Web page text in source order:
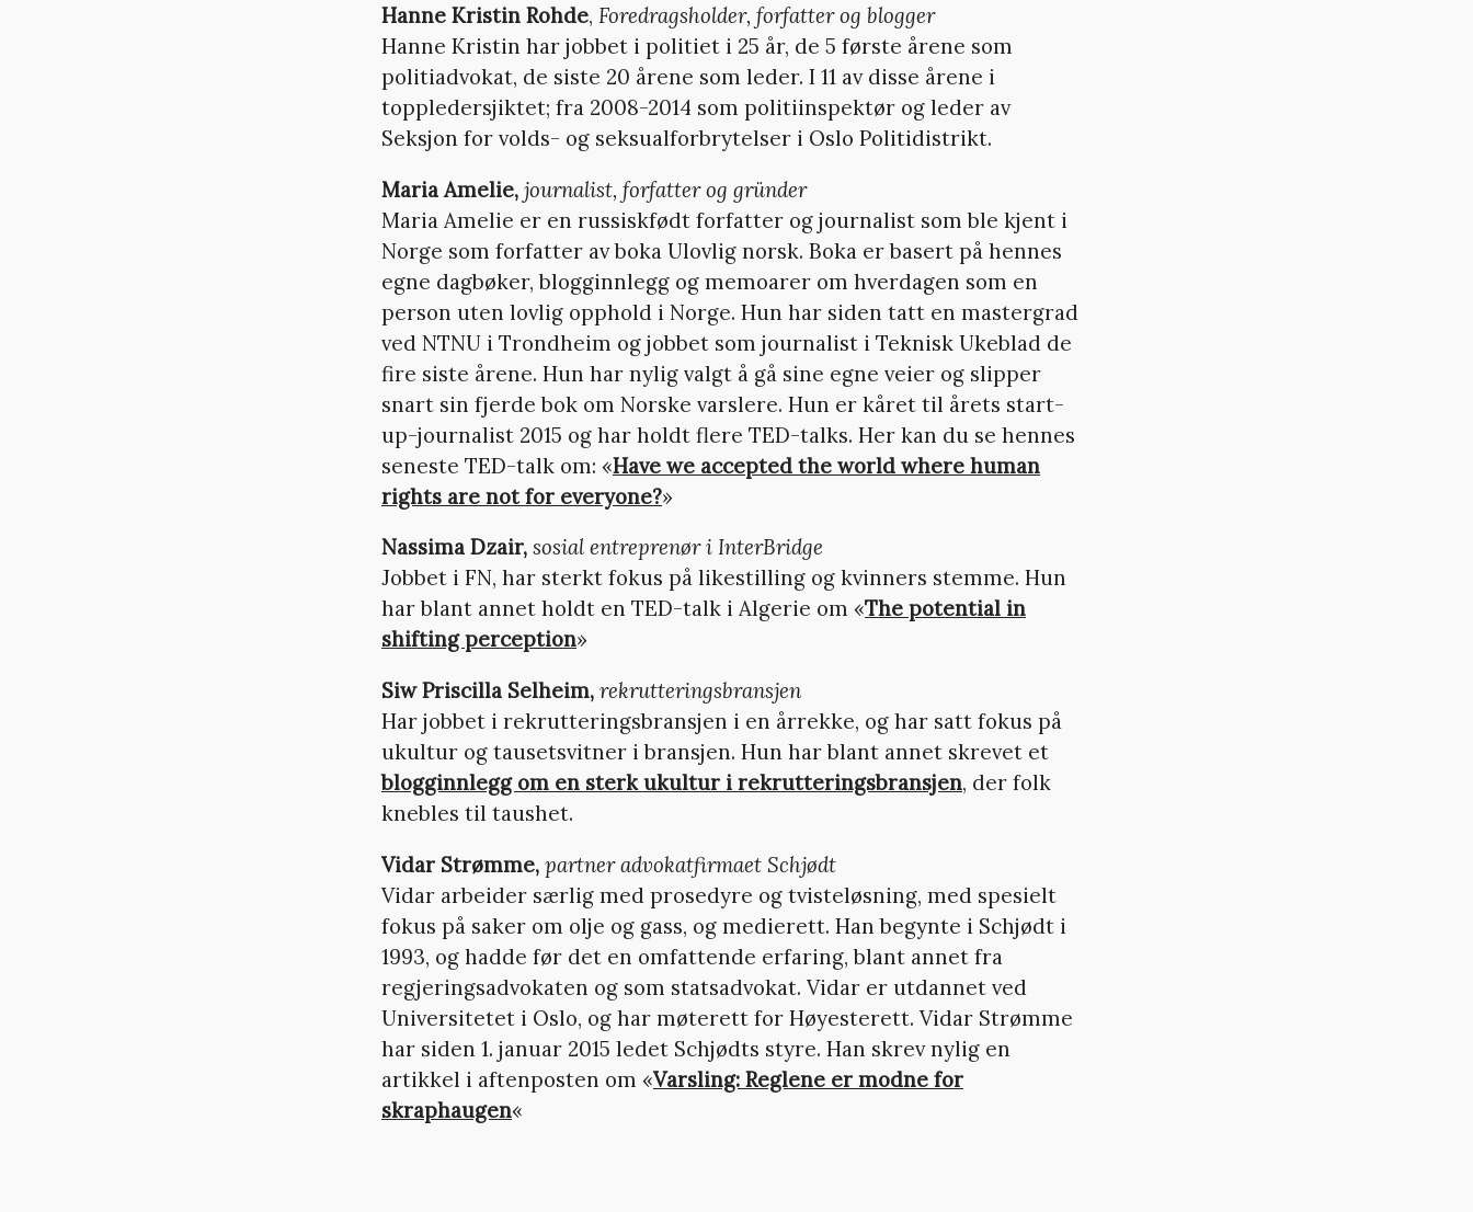
Hanne Kristin Rohde, Foredragsholder, forfatter og blogger
Hanne Kristin har jobbet i politiet i 25 år, de 5 første årene som
politiadvokat, de siste 20 årene som leder. I 11 av disse årene i
toppledersjiktet; fra 2008-2014 som politiinspektør og leder av
Seksjon for volds- og seksualforbrytelser i Oslo Politidistrikt.
Maria Amelie, journalist, forfatter og gründer
Maria Amelie er en russiskfødt forfatter og journalist som ble kjent i
Norge som forfatter av boka Ulovlig norsk. Boka er basert på hennes
egne dagbøker, blogginnlegg og memoarer om hverdagen som en
person uten lovlig opphold i Norge. Hun har siden tatt en mastergrad
ved NTNU i Trondheim og jobbet som journalist i Teknisk Ukeblad de
fire siste årene. Hun har nylig valgt å gå sine egne veier og slipper
snart sin fjerde bok om Norske varslere. Hun er kåret til årets start-
up-journalist 2015 og har holdt flere TED-talks. Her kan du se hennes
seneste TED-talk om: «Have we accepted the world where human
rights are not for everyone?»
Nassima Dzair, sosial entreprenør i InterBridge
Jobbet i FN, har sterkt fokus på likestilling og kvinners stemme. Hun
har blant annet holdt en TED-talk i Algerie om «The potential in
shifting perception»
Siw Priscilla Selheim, rekrutteringsbransjen
Har jobbet i rekrutteringsbransjen i en årrekke, og har satt fokus på
ukultur og tausetsvitner i bransjen. Hun har blant annet skrevet et
blogginnlegg om en sterk ukultur i rekrutteringsbransjen, der folk
knebles til taushet.
Vidar Strømme, partner advokatfirmaet Schjødt
Vidar arbeider særlig med prosedyre og tvisteløsning, med spesielt
fokus på saker om olje og gass, og medierett. Han begynte i Schjødt i
1993, og hadde før det en omfattende erfaring, blant annet fra
regjeringsadvokaten og som statsadvokat. Vidar er utdannet ved
Universitetet i Oslo, og har møterett for Høyesterett. Vidar Strømme
har siden 1. januar 2015 ledet Schjødts styre. Han skrev nylig en
artikkel i aftenposten om «Varsling: Reglene er modne for
skraphaugen«